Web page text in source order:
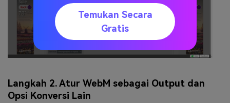
Langkah 2. Atur WebM sebagai Output dan
Opsi Konversi Lain
Temukan Secara
Gratis